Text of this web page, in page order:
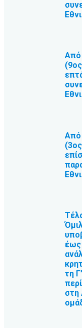
Από
Από
έως
τη
στη